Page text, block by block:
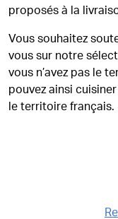
proposés à la
Vous souhaitez
vous sur notre
vous n’avez pas le
pouvez ainsi
le territoire français.